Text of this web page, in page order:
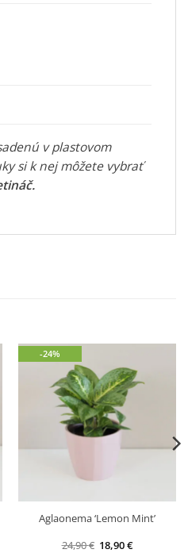
v plastovom
si k nej môžete vybrať
.
-24%
Aglaonema ‘Lemon Mint’
24,90€ Pôvodná
18,90€Aktuálna